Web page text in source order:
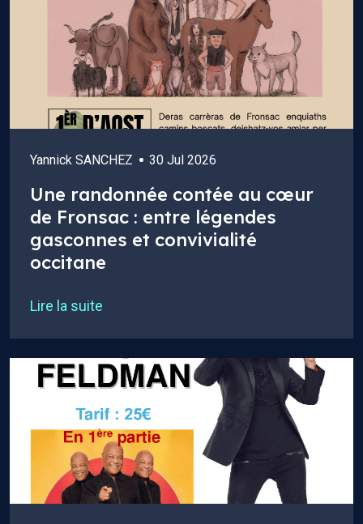
Yannick SANCHEZ 30 Jul 2026
Une randonnée contée au cœur
de Fronsac : entre légendes
gasconnes et convivialité
occitane
Lire la suite